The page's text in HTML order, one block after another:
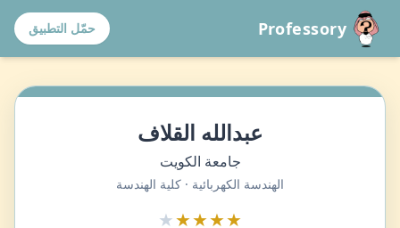
Professory حمّل التطبيق
عبدالله القلاف
جامعة الكويت
الهندسة الكهربائية · كلية الهندسة
★★★★
★